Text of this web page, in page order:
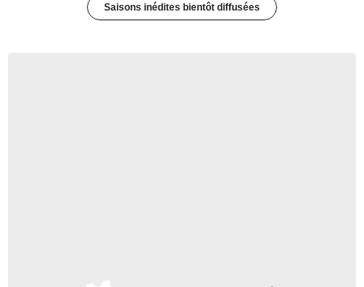
Saisons inédites bientôt diffusées